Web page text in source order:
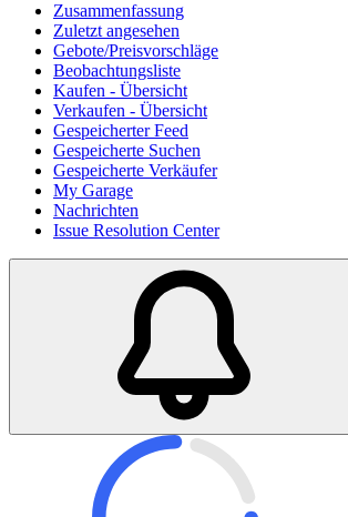
Zusammenfassung
Zuletzt angesehen
Gebote/Preisvorschläge
Beobachtungsliste
Kaufen - Übersicht
Verkaufen - Übersicht
Gespeicherter Feed
Gespeicherte Suchen
Gespeicherte Verkäufer
My Garage
Nachrichten
Issue Resolution Center